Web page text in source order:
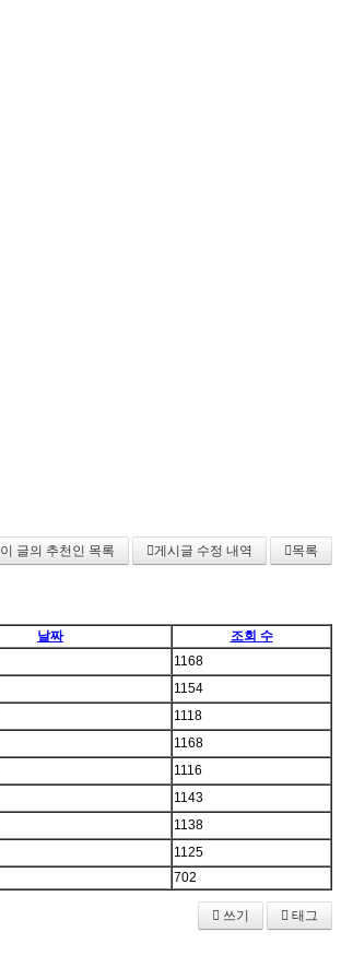
이 글의 추천인 목록 게시글 수정 내역 목록
날짜
조회 수
1168
1154
1118
1168
1116
1143
1138
1125
702
쓰기 태그